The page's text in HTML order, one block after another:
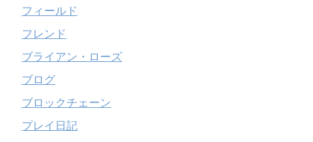
フィールド
フレンド
ブライアン・ローズ
ブログ
ブロックチェーン
プレイ日記